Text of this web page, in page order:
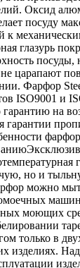
Оксид
посуду
к
глазурь
посуды,
царапают
Фарфор
ISO9001 и
на
гарантии
но и
можно
моющих
только в
изделиях.